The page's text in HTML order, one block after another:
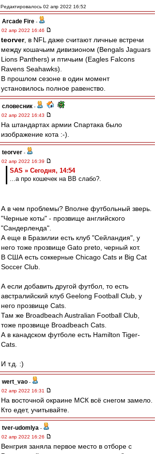
Редактировалось 02 апр 2022 16:52
Arcade Fire -
02 апр 2022 16:46
teorver, в NFL даже считают личные встречи
между кошачьим дивизионом (Bengals Jaguars
Lions Panthers) и птичьим (Eagles Falcons
Ravens Seahawks).
В прошлом сезоне в один момент
установилось полное равенство.
словесник -
02 апр 2022 16:43
На штандартах армии Спартака было
изображение кота :-).
teorver -
02 апр 2022 16:39
SAS » Сегодня, 14:54
...а про кошечек на ВВ слабо?.
А в чем проблемы? Вполне футбольный зверь.
"Черные коты" - прозвище английского
"Сандерленда".
А еще в Бразилии есть клуб "Сейландия", у
него тоже прозвище Gato preto, черный кот.
В США есть соккерные Chicago Cats и Big Cat
Soccer Club.
А если добавить другой футбол, то есть
австралийский клуб Geelong Football Club, у
него прозвище Cats.
Там же Broadbeach Australian Football Club,
тоже прозвище Broadbeach Cats.
А в канадском футболе есть Hamilton Tiger-
Cats.
И т.д. :)
wert_vao -
02 апр 2022 16:31
На восточной окраине МСК всё снегом замело.
Кто едет, учитывайте.
tver-udomlya -
02 апр 2022 16:26
Венгрия заняла первое место в отборе с